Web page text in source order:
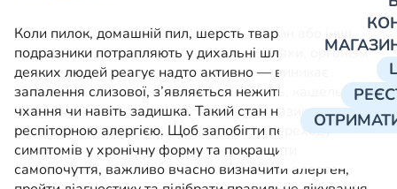
Коли пилок, домашній пил, шерсть тварин або інші
подразники потрапляють у дихальні шляхи, організм
деяких людей реагує надто активно — виникає
запалення слизової, з’являється нежить, кашель,
чхання чи навіть задишка. Такий стан називають
респіторною алергією. Щоб запобігти переходу
симптомів у хронічну форму та покращити
самопочуття, важливо вчасно визначити алерген,